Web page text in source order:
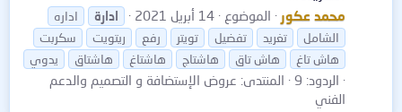
محمد عكور الموضوع 14 أبريل 2021 ادارة
اداره
الشامل
تغريد تفضيل تويتر رفع ريتويت
سكربت
هاش تاغ
هاش تاق هاشتاج هاشتاغ هاشتاق يدوي
الردود: 9 المنتدى: عروض الإستضافة و التصميم والدعم
الفني